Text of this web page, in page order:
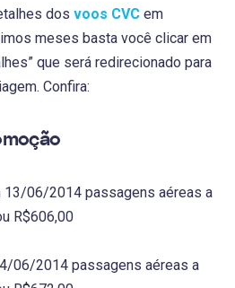
dos voos CVC em
meses basta você clicar em
que será redirecionado para
Confira:
13/06/2014 passagens aéreas a
R$606,00
06/2014 passagens aéreas a